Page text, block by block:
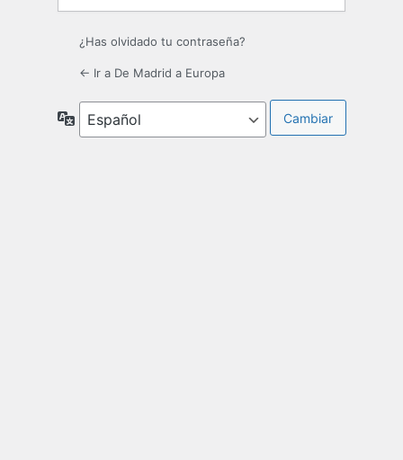
¿Has olvidado tu contraseña?
← Ir a De Madrid a Europa
Idioma